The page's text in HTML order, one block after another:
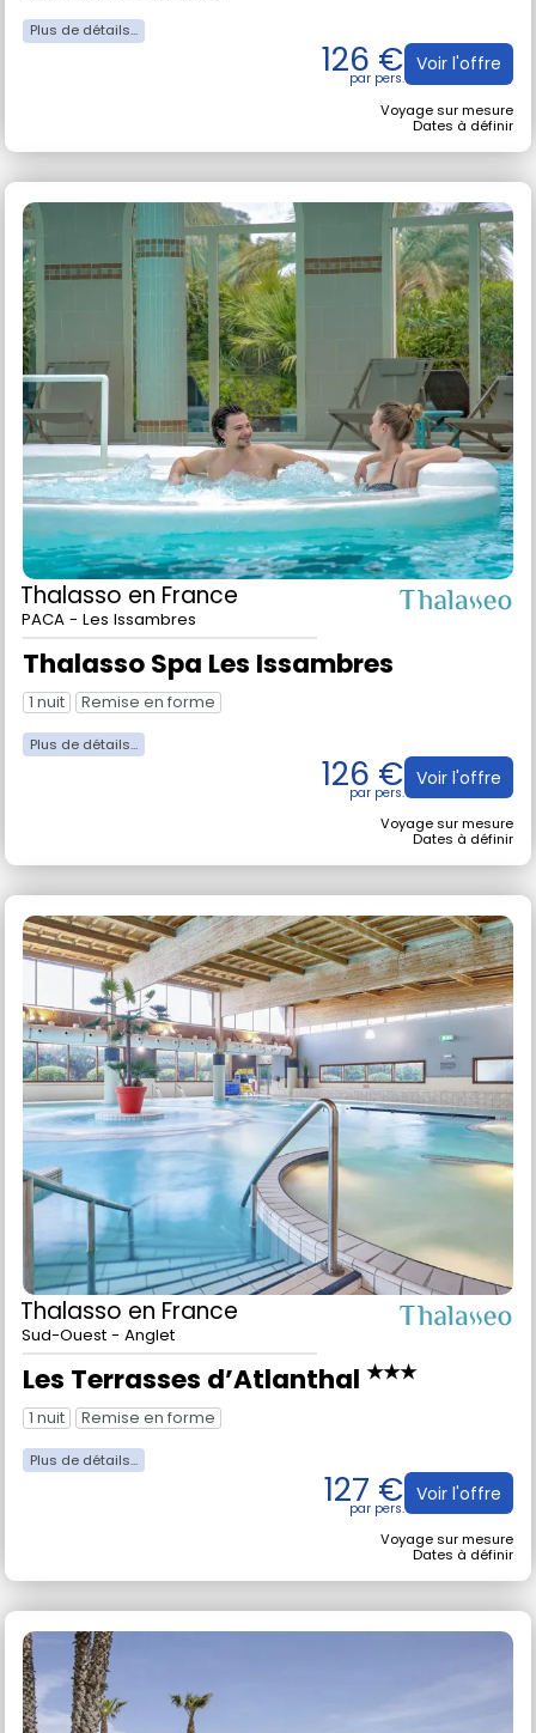
1 nuit Remise en forme
126 €
Dates à définir
Thalassoen France
PACA - Les Issambres
Thalasso Spa Les Issambres
1 nuit Remise en forme
126 € Voir l'offre
Dates à définir
Thalassoen France
Sud-Ouest - Anglet
Les Terrasses d’Atlanthal
1 nuit Remise en forme
127 € Voir l'offre
Dates à définir